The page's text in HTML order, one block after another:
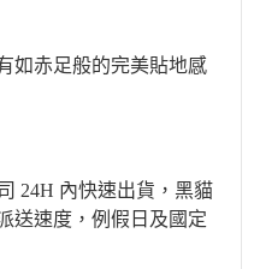
如赤足般的完美貼地感
24H 內快速出貨，黑貓
送速度，例假日及國定